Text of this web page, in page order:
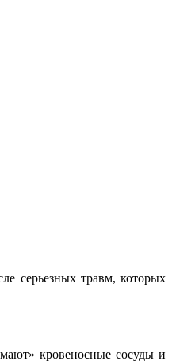
серьезных травм, которых
кровеносные сосуды и